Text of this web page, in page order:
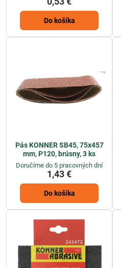
Do košíka
Pás KONNER SB45, 75x457
mm, P120, brúsny, 3 ks
Doručíme do 5 pracovných dní
1,43 €
Do košíka